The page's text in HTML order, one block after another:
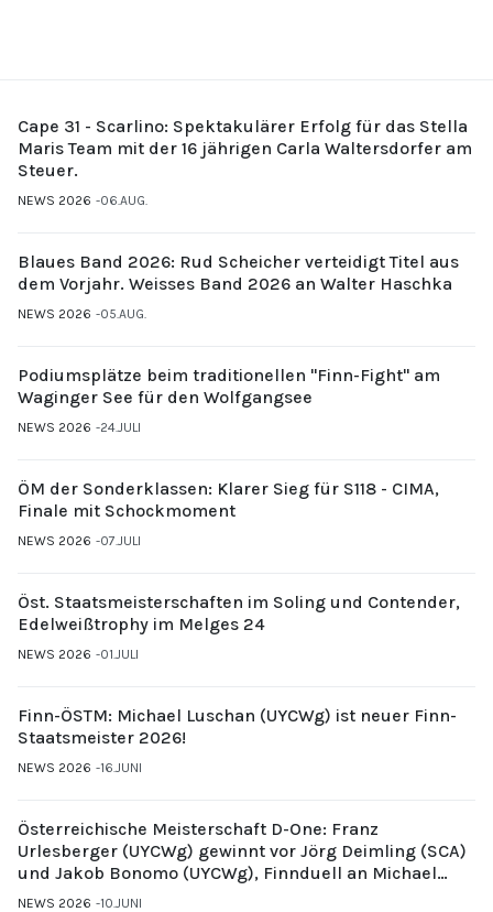
Cape 31 - Scarlino: Spektakulärer Erfolg für das Stella
Maris Team mit der 16 jährigen Carla Waltersdorfer am
Steuer.
NEWS 2026 06.AUG.
Blaues Band 2026: Rud Scheicher verteidigt Titel aus
dem Vorjahr. Weisses Band 2026 an Walter Haschka
NEWS 2026 05.AUG.
Podiumsplätze beim traditionellen "Finn-Fight" am
Waginger See für den Wolfgangsee
NEWS 2026 24.JULI
ÖM der Sonderklassen: Klarer Sieg für S118 - CIMA,
Finale mit Schockmoment
NEWS 2026 07.JULI
Öst. Staatsmeisterschaften im Soling und Contender,
Edelweißtrophy im Melges 24
NEWS 2026 01.JULI
Finn-ÖSTM: Michael Luschan (UYCWg) ist neuer Finn-
Staatsmeister 2026!
NEWS 2026 16.JUNI
Österreichische Meisterschaft D-One: Franz
Urlesberger (UYCWg) gewinnt vor Jörg Deimling (SCA)
und Jakob Bonomo (UYCWg), Finnduell an Michael
Gubi (UYCMo)
NEWS 2026 10.JUNI